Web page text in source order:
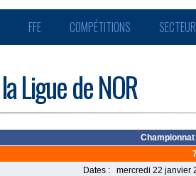
FFE COMPÉTITIONS
Ligue de NOR
Dates :
mercredi 22 janvier